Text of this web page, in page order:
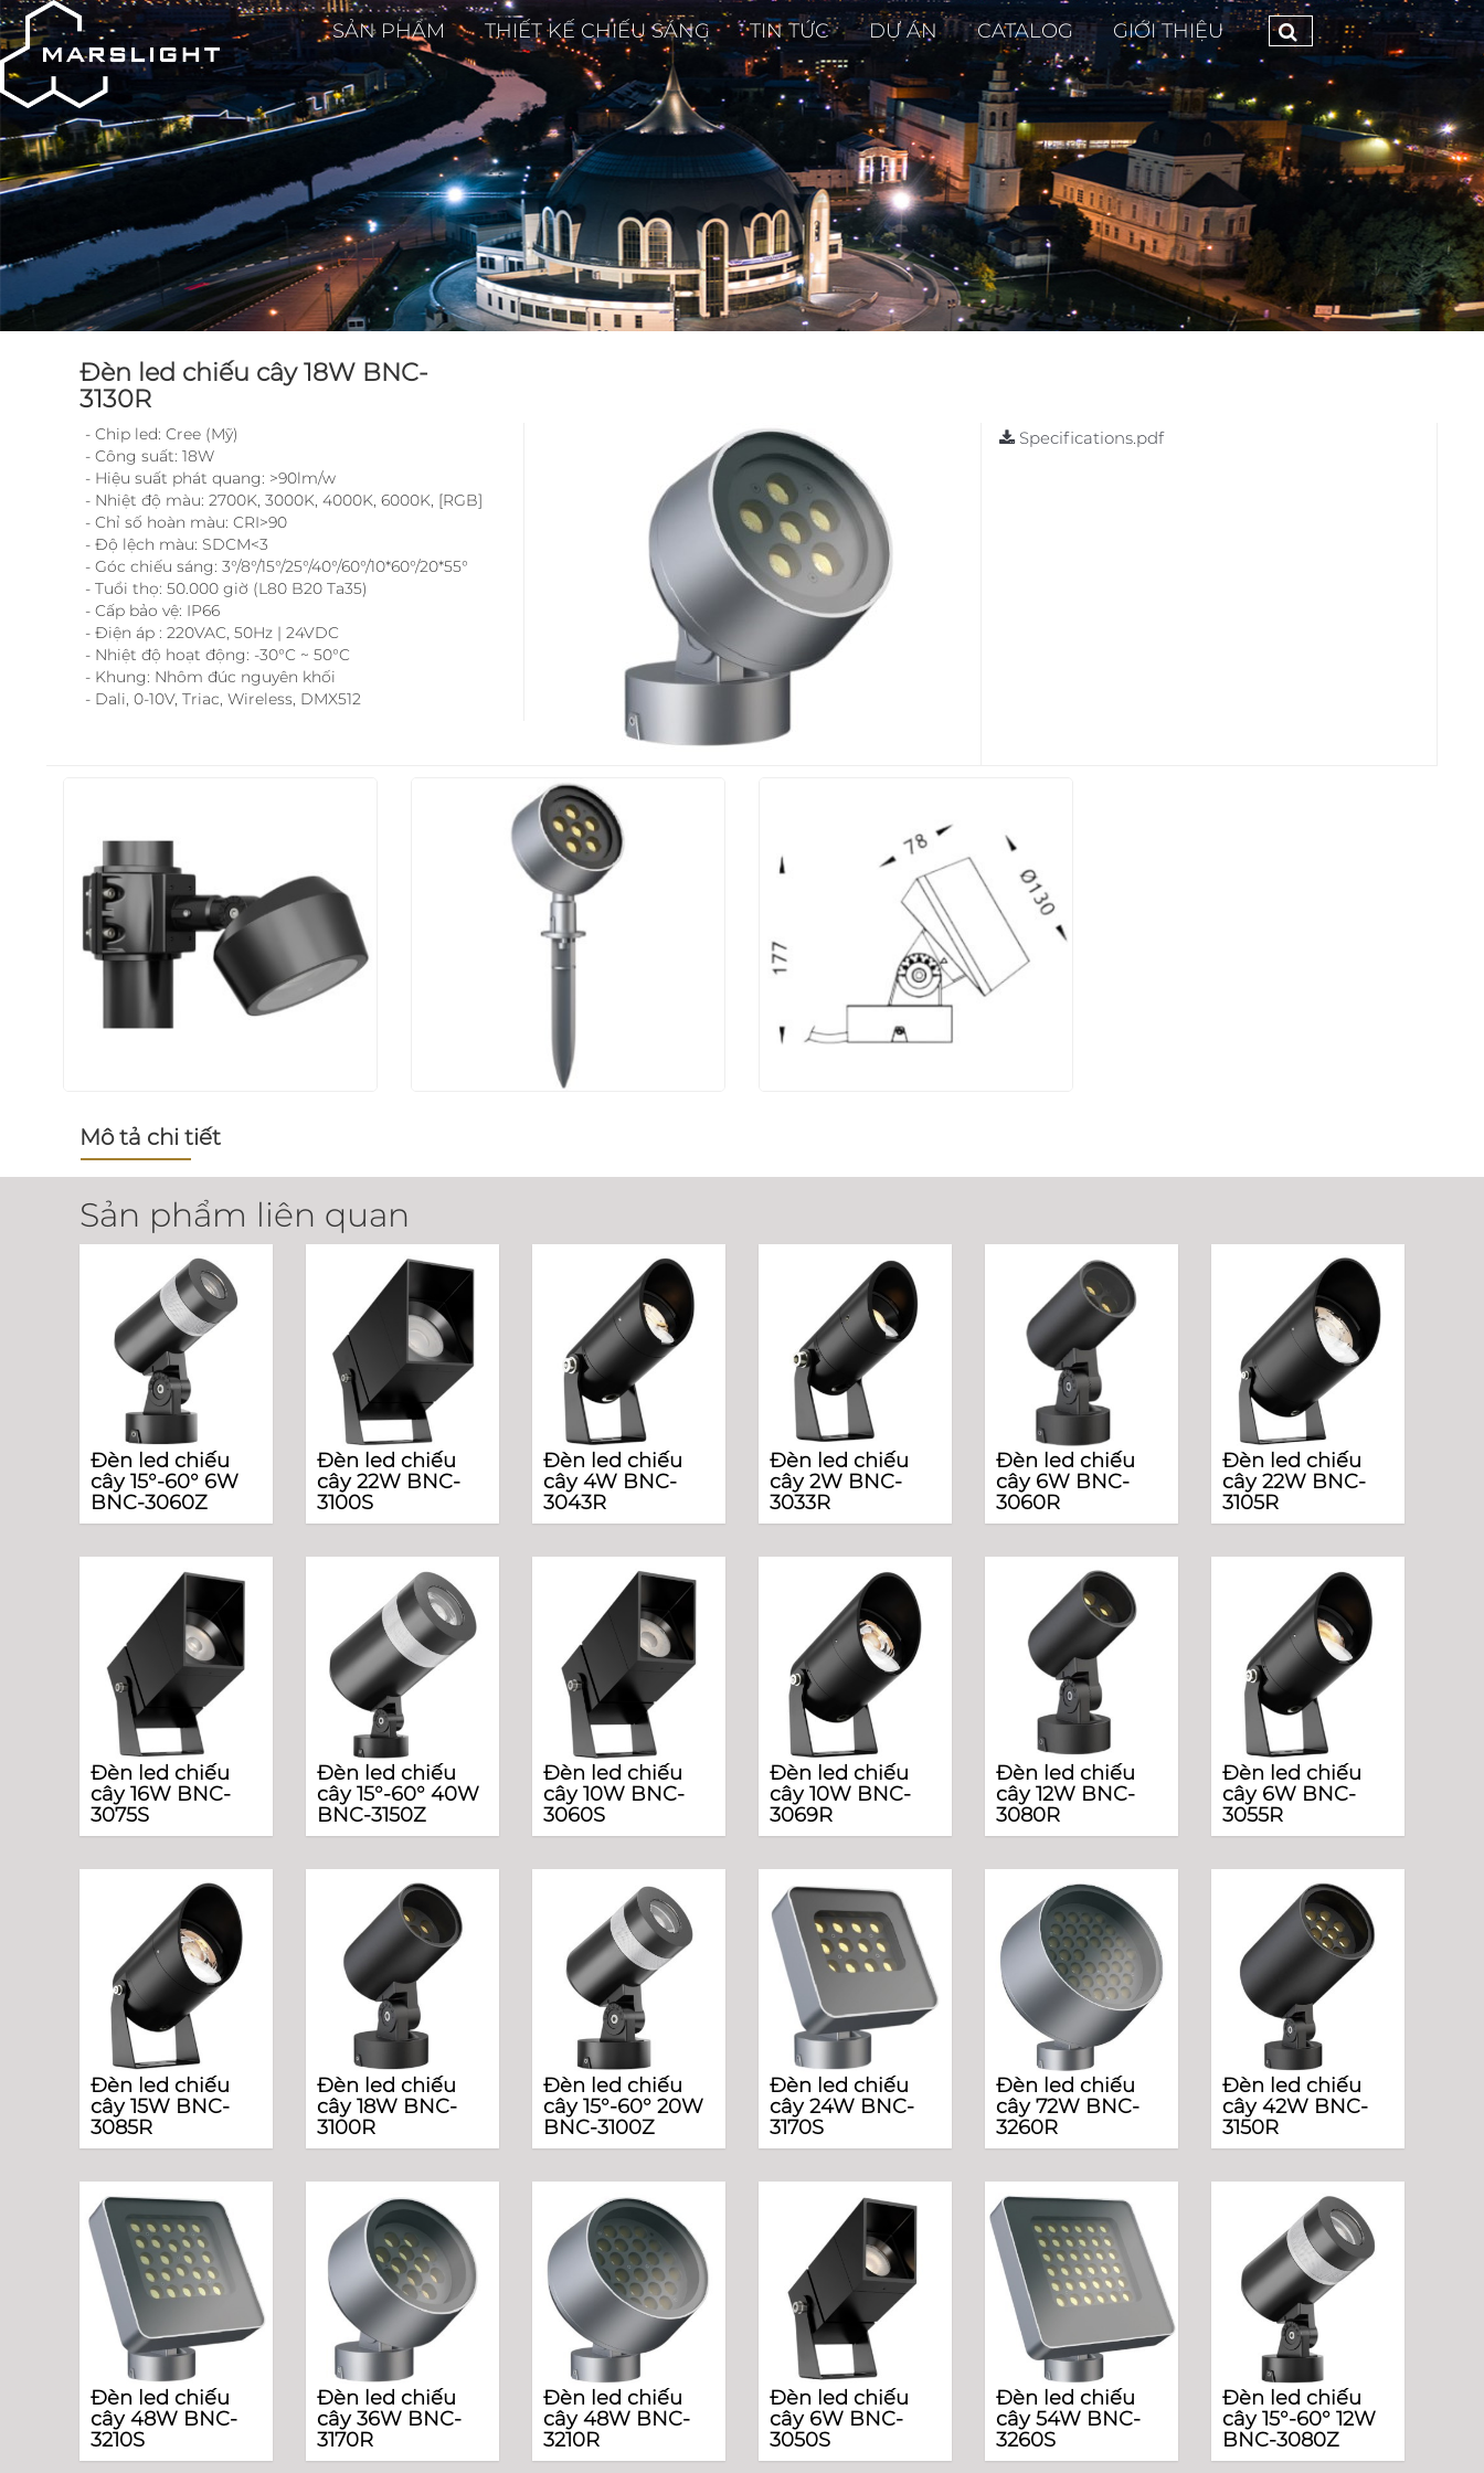
SẢN PHẨM THIẾT KẾ CHIẾU SÁNG TIN TỨC DỰ ÁN CATALOG GIỚI THIỆU
Đèn led chiếu cây 18W BNC-
3130R
- Chip led: Cree (Mỹ)
- Công suất: 18W
- Hiệu suất phát quang: >90lm/w
- Nhiệt độ màu: 2700K, 3000K, 4000K, 6000K, [RGB]
- Chỉ số hoàn màu: CRI>90
- Độ lệch màu: SDCM<3
- Góc chiếu sáng: 3°/8°/15°/25°/40°/60°/10*60°/20*55°
- Tuổi thọ: 50.000 giờ (L80 B20 Ta35)
- Cấp bảo vệ: IP66
- Điện áp : 220VAC, 50Hz | 24VDC
- Nhiệt độ hoạt động: -30°C ~ 50°C
- Khung: Nhôm đúc nguyên khối
- Dali, 0-10V, Triac, Wireless, DMX512
Specifications.pdf
Mô tả chi tiết
Sản phẩm liên quan
Đèn led chiếu
cây 15°-60° 6W
BNC-3060Z
Đèn led chiếu
cây 22W BNC-
3100S
Đèn led chiếu
cây 4W BNC-
3043R
Đèn led chiếu
cây 2W BNC-
3033R
Đèn led chiếu
cây 6W BNC-
3060R
Đèn led chiếu
cây 22W BNC-
3105R
Đèn led chiếu
cây 16W BNC-
3075S
Đèn led chiếu
cây 15°-60° 40W
BNC-3150Z
Đèn led chiếu
cây 10W BNC-
3060S
Đèn led chiếu
cây 10W BNC-
3069R
Đèn led chiếu
cây 12W BNC-
3080R
Đèn led chiếu
cây 6W BNC-
3055R
Đèn led chiếu
cây 15W BNC-
3085R
Đèn led chiếu
cây 18W BNC-
3100R
Đèn led chiếu
cây 15°-60° 20W
BNC-3100Z
Đèn led chiếu
cây 24W BNC-
3170S
Đèn led chiếu
cây 72W BNC-
3260R
Đèn led chiếu
cây 42W BNC-
3150R
Đèn led chiếu
cây 48W BNC-
3210S
Đèn led chiếu
cây 36W BNC-
3170R
Đèn led chiếu
cây 48W BNC-
3210R
Đèn led chiếu
cây 6W BNC-
3050S
Đèn led chiếu
cây 54W BNC-
3260S
Đèn led chiếu
cây 15°-60° 12W
BNC-3080Z